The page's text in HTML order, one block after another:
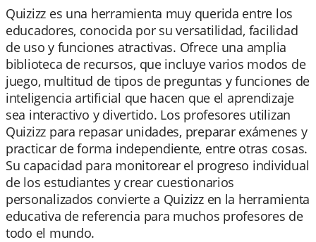
Quizizz es una herramienta muy querida entre los
educadores, conocida por su versatilidad, facilidad
de uso y funciones atractivas. Ofrece una amplia
biblioteca de recursos, que incluye varios modos de
juego, multitud de tipos de preguntas y funciones de
inteligencia artificial que hacen que el aprendizaje
sea interactivo y divertido. Los profesores utilizan
Quizizz para repasar unidades, preparar exámenes y
practicar de forma independiente, entre otras cosas.
Su capacidad para monitorear el progreso individual
de los estudiantes y crear cuestionarios
personalizados convierte a Quizizz en la herramienta
educativa de referencia para muchos profesores de
todo el mundo.